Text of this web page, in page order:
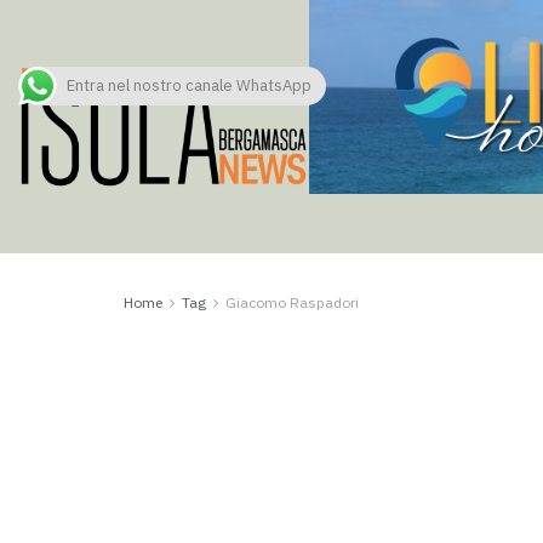
Home Tag Giacomo Raspadori
Entra nel nostro canale WhatsApp